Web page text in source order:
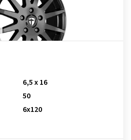
6,5 x 16
50
6x120